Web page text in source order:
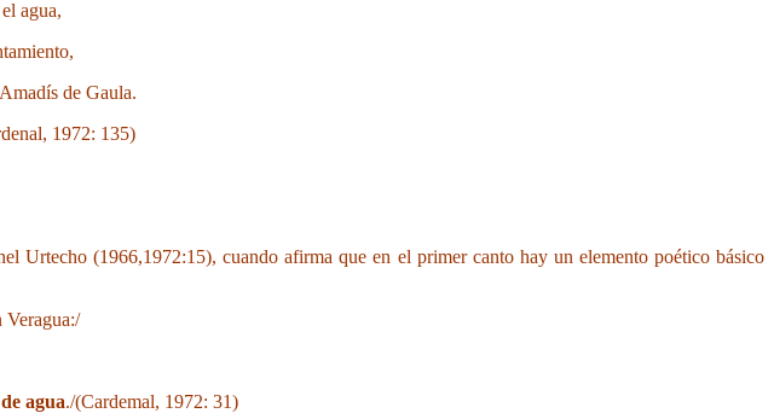
agua,
de Gaula.
1972: 135)
Urtecho (1966,1972:15), cuando afirma que en el primer canto hay un elemento poético básico
Veragua:/
agua./(Cardemal, 1972: 31)